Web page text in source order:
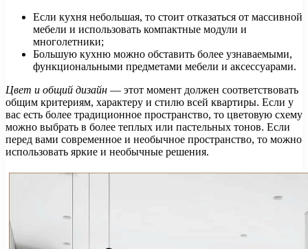
Если кухня небольшая, то стоит отказаться от массивной
мебели и использовать компактные модули и
многолетники;
Большую кухню можно обставить более узнаваемыми,
функциональными предметами мебели и аксессуарами.
Цвет и общий дизайн — этот момент должен соответствовать
общим критериям, характеру и стилю всей квартиры. Если у
вас есть более традиционное пространство, то цветовую схему
можно выбрать в более теплых или пастельных тонов. Если
перед вами современное и необычное пространство, то можно
использовать яркие и необычные решения.